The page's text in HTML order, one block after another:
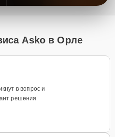
Asko в Орле
в вопрос и
решения